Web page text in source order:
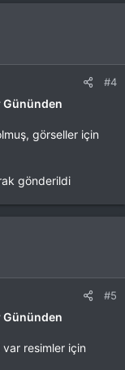
#4
Gününden
görseller için
gönderildi
#5
Gününden
resimler için